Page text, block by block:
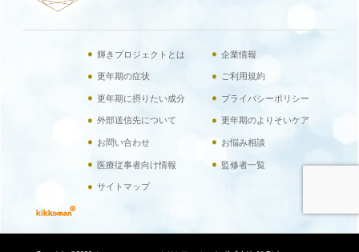
輝きプロジェクトとは 企業情報
更年期の症状 ご利用規約
更年期に摂りたい成分 プライバシーポリシー
外部送信先について 更年期のよりそいケア
お問い合わせ お悩み相談
医療従事者向け情報 監修者一覧
サイトマップ